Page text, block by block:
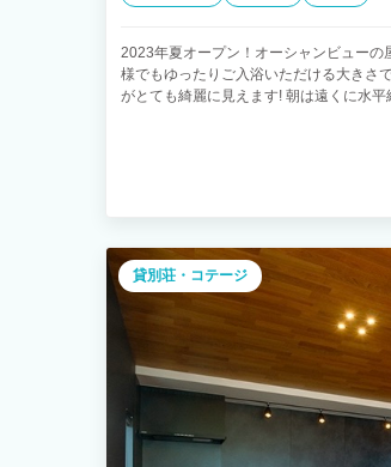
2023年夏オープン！オーシャンビュー
様でもゆったりご入浴いただける大きさ
がとても綺麗に見えます! 朝は遠くに水
貸別荘・コテージ